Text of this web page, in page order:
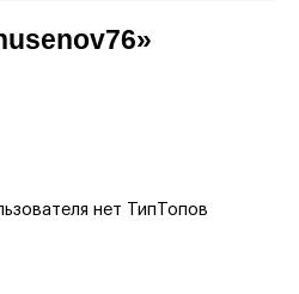
нет ТипТопов